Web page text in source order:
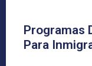
Programas
Para